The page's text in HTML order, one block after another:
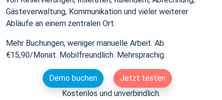
Gästeverwaltung, Kommunikation und vieler weiterer
Abläufe an einem zentralen Ort.
Mehr Buchungen, weniger manuelle Arbeit. Ab
€15,90/Monat. Mobilfreundlich. Mehrsprachig.
Demo buchen
Jetzt testen
Kostenlos und unverbindlich.